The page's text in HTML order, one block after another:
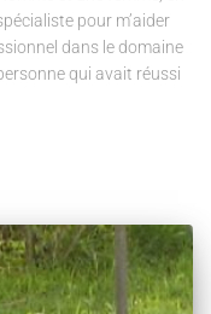
pour m’aider
dans le domaine
qui avait réussi